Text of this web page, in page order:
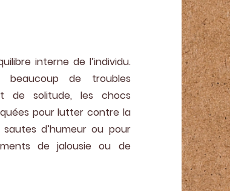
interne de l’individu.
beaucoup de troubles
de solitude, les chocs
pour lutter contre la
d’humeur ou pour
de jalousie ou de